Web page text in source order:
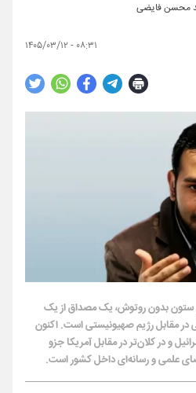
محسن فایضی
۰۸:۳۱ - ۱۴۰۵/۰۳/۱۲
ستون بدون روتوش، یک مصداق از یک
در مقابل رژیم صهیونیستی است. اکنون
و در کلان‌تر در مقابل آمریکا جزو
علمی و رسانه‌ای داخل کشور است.